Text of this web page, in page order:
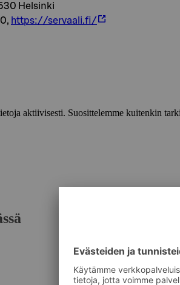
Helsinki
https://servaali.fi/
aktiivisesti. Suosittelemme kuitenkin